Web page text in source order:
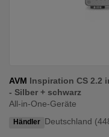
AVM Inspiration CS 2.2
- Silber + schwarz
All-in-One-Geräte
Händler Deutschland